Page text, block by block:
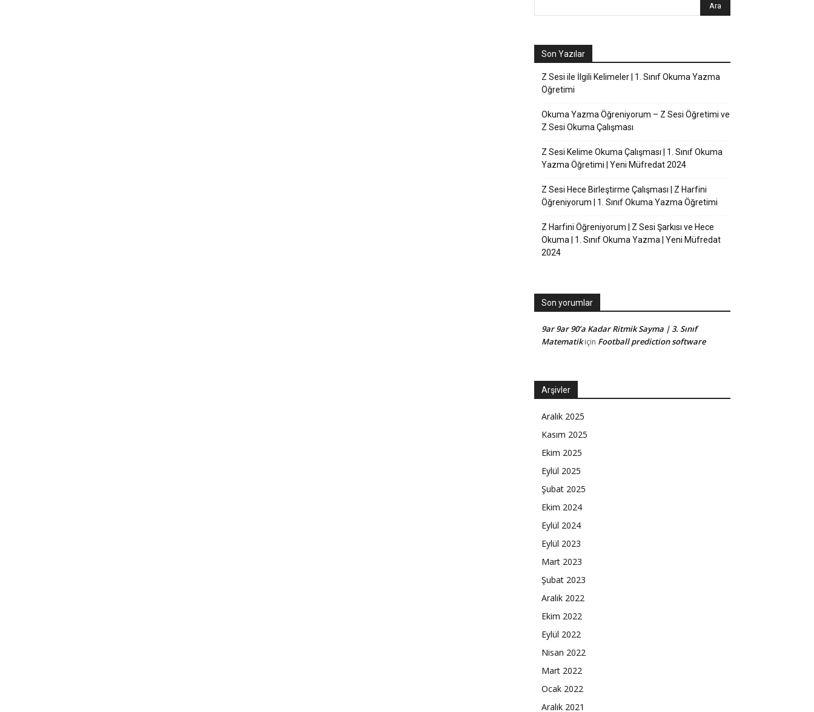
Son Yazılar
Z Sesi ile İlgili Kelimeler | 1. Sınıf Okuma Yazma
Öğretimi
Okuma Yazma Öğreniyorum – Z Sesi Öğretimi ve
Z Sesi Okuma Çalışması
Z Sesi Kelime Okuma Çalışması | 1. Sınıf Okuma
Yazma Öğretimi | Yeni Müfredat 2024
Z Sesi Hece Birleştirme Çalışması | Z Harfini
Öğreniyorum | 1. Sınıf Okuma Yazma Öğretimi
Z Harfini Öğreniyorum | Z Sesi Şarkısı ve Hece
Okuma | 1. Sınıf Okuma Yazma | Yeni Müfredat
2024
Son yorumlar
9ar 9ar 90’a Kadar Ritmik Sayma | 3. Sınıf
Matematikiçin Football prediction software
Arşivler
Aralık 2025
Kasım 2025
Ekim 2025
Eylül 2025
Şubat 2025
Ekim 2024
Eylül 2024
Eylül 2023
Mart 2023
Şubat 2023
Aralık 2022
Ekim 2022
Eylül 2022
Nisan 2022
Mart 2022
Ocak 2022
Aralık 2021